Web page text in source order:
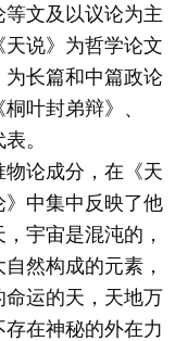
文及以议论为主
说》为哲学论文
长篇和中篇政论
叶封弟辩》、
。
论成分，在《天
中集中反映了他
宇宙是混沌的，
然构成的元素，
运的天，天地万
在神秘的外在力